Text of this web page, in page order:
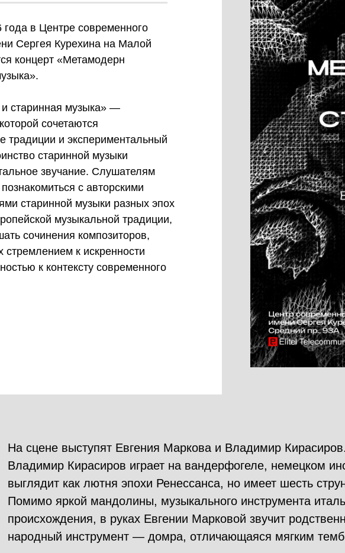
года в Центре современного
Сергея Курехина на Малой
концерт «Метамодерн
старинная музыка» —
сочетаются
традиции и экспериментальный
старинной музыки
звучание. Слушателям
с авторскими
старинной музыки разных эпох
музыкальной традиции,
сочинения композиторов,
стремлением к искренности
к контексту современного
На сцене выступят Евгения Маркова и Владимир Кирасиров.
Владимир Кирасиров играет на вандерфогеле, немецком
выглядит как лютня эпохи Ренессанса, но имеет шесть
Помимо яркой мандолины, музыкального инструмента
происхождения, в руках Евгении Марковой звучит
народный инструмент — домра, отличающаяся мягким